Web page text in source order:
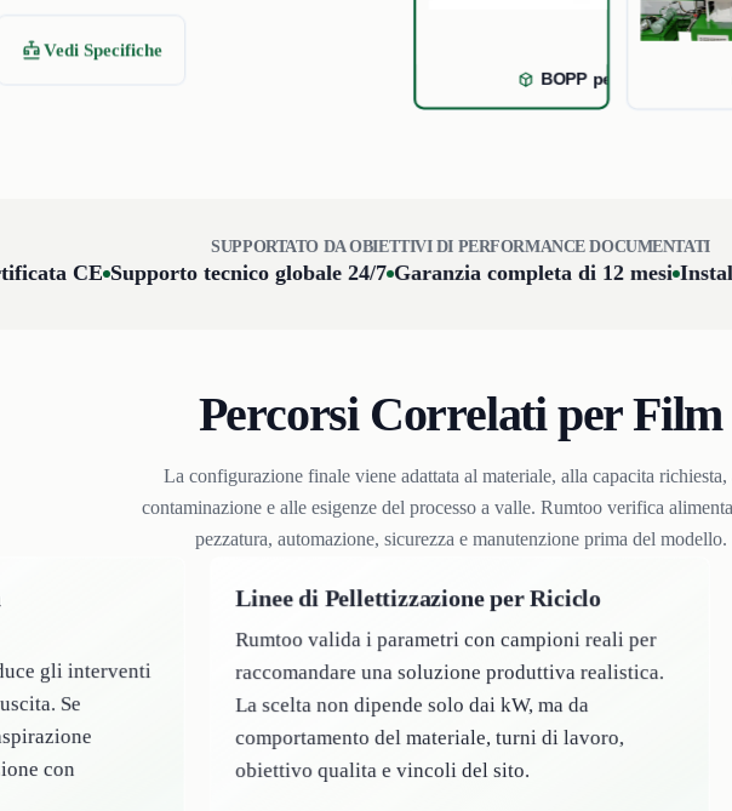
Vedi Specifiche
BOPP pelletizing
SUPPORTATO DA OBIETTIVI DI PERFORMANCE DOCUMENTATI
CE Supporto tecnico globale 24/7 Garanzia completa di 12 mesi
Percorsi Correlati per Film
La configurazione finale viene adattata al materiale, alla capacita richiesta,
contaminazione e alle esigenze del processo a valle. Rumtoo verifica
pezzatura, automazione, sicurezza e manutenzione prima del modello.
gli interventi
Se
con
Linee di Pellettizzazione per Riciclo
Rumtoo valida i parametri con campioni reali per
raccomandare una soluzione produttiva realistica.
La scelta non dipende solo dai kW, ma da
comportamento del materiale, turni di lavoro,
obiettivo qualita e vincoli del sito.